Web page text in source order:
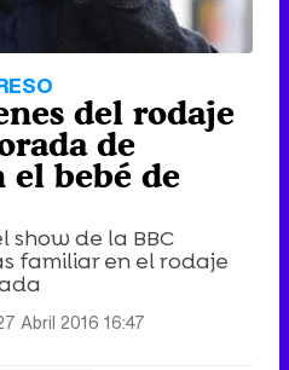
del rodaje
de
el bebé de
show de la BBC
familiar en el rodaje
Abril 2016 16:47